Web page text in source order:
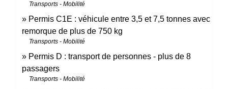
Transports - Mobilité
Permis C1E : véhicule entre 3,5 et 7,5 tonnes avec
remorque de plus de 750 kg
Transports - Mobilité
Permis D : transport de personnes - plus de 8
passagers
Transports - Mobilité